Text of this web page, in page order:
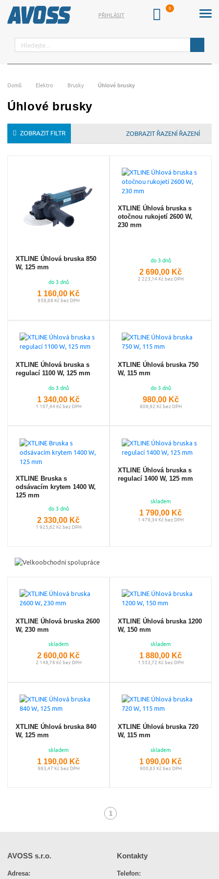
Hledat
PŘIHLÁSIT
Domů Elektro Brusky Úhlové brusky
Úhlové brusky
ZOBRAZIT FILTR ŘAZENÍ
XTLINE Úhlová bruska 850
W, 125 mm
do 3 dnů
1 160,00 Kč
958,68 Kč bez DPH
XTLINE Úhlová bruska s
otočnou rukojetí 2600 W,
230 mm
do 3 dnů
2 690,00 Kč
2 223,14 Kč bez DPH
XTLINE Úhlová bruska s
regulací 1100 W, 125 mm
do 3 dnů
1 340,00 Kč
1 107,44 Kč bez DPH
XTLINE Úhlová bruska 750
W, 115 mm
do 3 dnů
980,00 Kč
809,92 Kč bez DPH
XTLINE Bruska s
odsávacím krytem 1400 W,
125 mm
do 3 dnů
2 330,00 Kč
1 925,62 Kč bez DPH
XTLINE Úhlová bruska s
regulací 1400 W, 125 mm
skladem
1 790,00 Kč
1 479,34 Kč bez DPH
XTLINE Úhlová bruska 2600
W, 230 mm
skladem
2 600,00 Kč
2 148,76 Kč bez DPH
XTLINE Úhlová bruska 1200
W, 150 mm
skladem
1 880,00 Kč
1 553,72 Kč bez DPH
XTLINE Úhlová bruska 840
W, 125 mm
skladem
1 190,00 Kč
983,47 Kč bez DPH
XTLINE Úhlová bruska 720
W, 115 mm
skladem
1 090,00 Kč
900,83 Kč bez DPH
1
(aktuální)
AVOSS s.r.o.
Adresa:
Kontakty
Telefon: